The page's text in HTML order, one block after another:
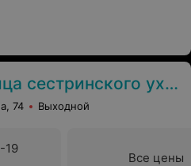
сестринского ухода
74 Выходной
19
Все цены